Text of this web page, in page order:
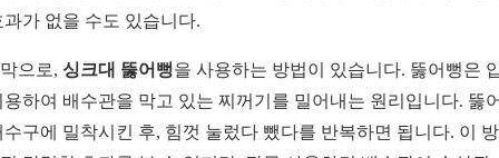
과가 없을 수도 있습니다.
으로, 싱크대 뚫어뻥을 사용하는 방법이 있습니다. 뚫어뻥은
용하여 배수관을 막고 있는 찌꺼기를 밀어내는 원리입니다. 뚫
수구에 밀착시킨 후, 힘껏 눌렀다 뺐다를 반복하면 됩니다. 이